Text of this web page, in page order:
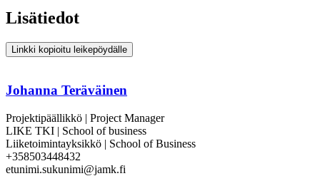
Lisätiedot
Linkki kopioitu leikepöydälle
Johanna Teräväinen
Projektipäällikkö | Project Manager
LIKE TKI | School of business
Liiketoimintayksikkö | School of Business
+358503448432
etunimi.sukunimi@jamk.fi